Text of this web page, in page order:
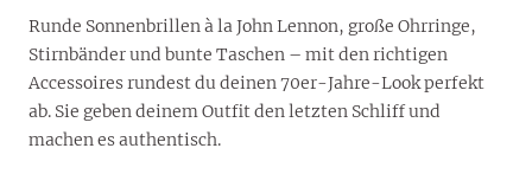
Runde Sonnenbrillen à la John Lennon, große Ohrringe,
Stirnbänder und bunte Taschen – mit den richtigen
Accessoires rundest du deinen 70er-Jahre-Look perfekt
ab. Sie geben deinem Outfit den letzten Schliff und
machen es authentisch.